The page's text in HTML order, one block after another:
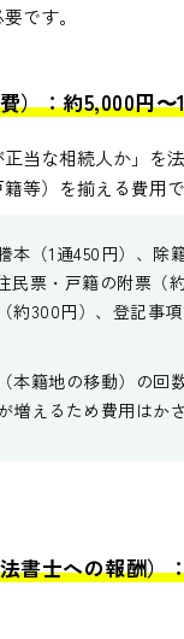
です。
）：約5,000円〜
正当な相続人か」を
等）を揃える費用で
本（1通450円）、除
民票・戸籍の附票（
約300円）、登記事
本籍地の移動）の回
増えるため費用はか
書士への報酬）